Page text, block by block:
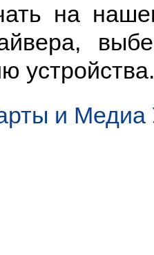
на
устройства.
и Медиа